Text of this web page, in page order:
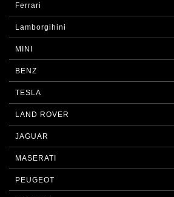
Ferrari
Lamborgihini
MINI
BENZ
TESLA
LAND ROVER
JAGUAR
MASERATI
PEUGEOT